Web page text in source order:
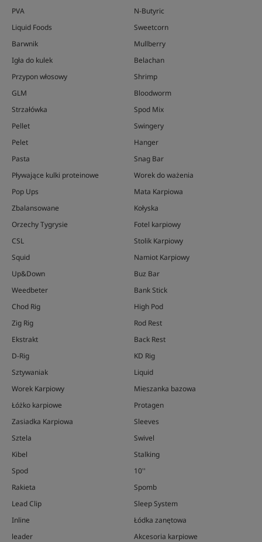
PVA
Liquid Foods
Barwnik
Igła do kulek
Przypon włosowy
GLM
Strzałówka
Pellet
Pelet
Pasta
Pływające kulki proteinowe
Pop Ups
Zbalansowane
Orzechy Tygrysie
CSL
Squid
Up&Down
Weedbeter
Chod Rig
Zig Rig
Ekstrakt
D-Rig
Sztywaniak
Worek Karpiowy
Łóżko karpiowe
Zasiadka Karpiowa
Sztela
Kibel
Spod
Rakieta
Lead Clip
Inline
leader
N-Butyric
Sweetcorn
Mullberry
Belachan
Shrimp
Bloodworm
Spod Mix
Swingery
Hanger
Snag Bar
Worek do ważenia
Mata Karpiowa
Kołyska
Fotel karpiowy
Stolik Karpiowy
Namiot Karpiowy
Buz Bar
Bank Stick
High Pod
Rod Rest
Back Rest
KD Rig
Liquid
Mieszanka bazowa
Protagen
Sleeves
Swivel
Stalking
10''
Spomb
Sleep System
Łódka zanętowa
Akcesoria karpiowe